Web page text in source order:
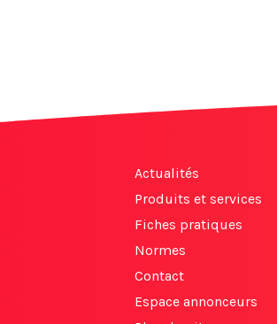
Actualités
Produits et services
Fiches pratiques
Normes
Contact
Espace annonceurs